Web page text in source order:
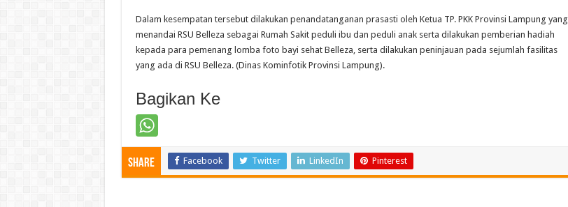
Dalam kesempatan tersebut dilakukan penandatanganan prasasti oleh Ketua TP. PKK Provinsi Lampung yang
menandai RSU Belleza sebagai Rumah Sakit peduli ibu dan peduli anak serta dilakukan pemberian hadiah
kepada para pemenang lomba foto bayi sehat Belleza, serta dilakukan peninjauan pada sejumlah fasilitas
yang ada di RSU Belleza. (Dinas Kominfotik Provinsi Lampung).
Bagikan Ke
Share Facebook Twitter LinkedIn Pinterest